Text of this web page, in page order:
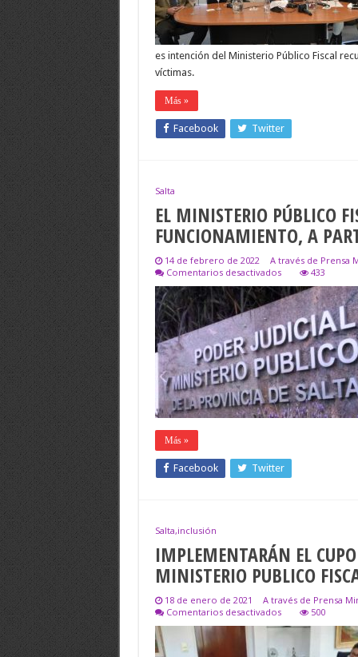
es intención del Ministerio Público Fiscal
víctimas.
Más »
Facebook Twitter
Salta
EL MINISTERIO PÚBLICO
FUNCIONAMIENTO, A
14 de febrero de 2022 A través de Prensa
Comentarios desactivadosen
EL
MINISTERIO
PÚBLICO
FISCAL,PONE
NUEVAS
ÁREAS
EN
A
PARTIR
DE
HOY
433
Más »
Facebook Twitter
Salta,inclusión
IMPLEMENTARÁN EL
MINISTERIO PUBLICO
18 de enero de 2021 A través de Prensa
Comentarios desactivadosen
IMPLEMENTARÁN
EL
CUPO
500